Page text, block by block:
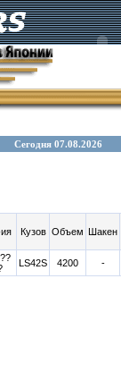
Сегодня 07.08.2026
Кузов Объем Шакен
LS42S 4200 -